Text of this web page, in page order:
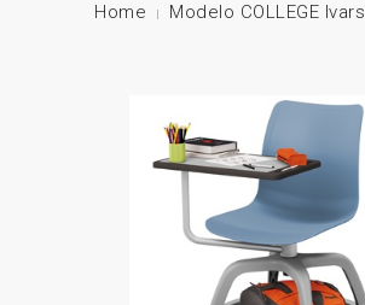
Home Modelo COLLEGE Ivars